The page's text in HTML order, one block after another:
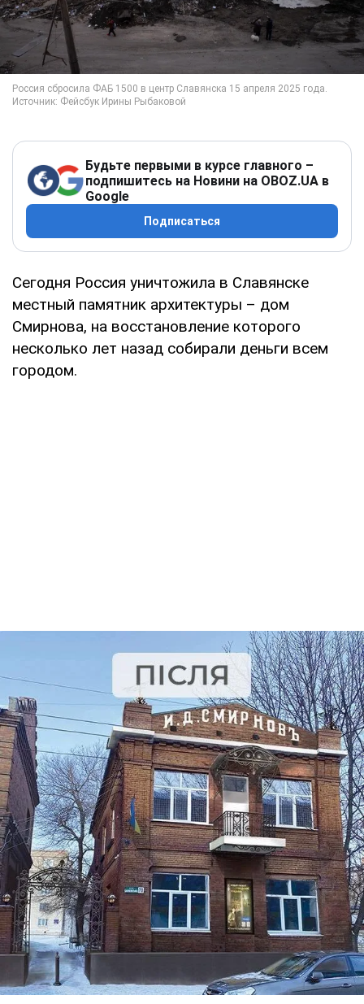
Будьте первыми в курсе главного –
подпишитесь на Новини на OBOZ.UA в
Google
Подписаться
Сегодня Россия уничтожила в Славянске
местный памятник архитектуры – дом
Смирнова, на восстановление которого
несколько лет назад собирали деньги всем
городом.